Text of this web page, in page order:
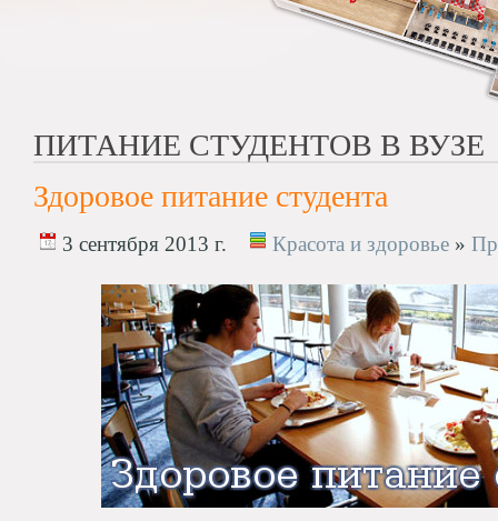
ПИТАНИЕ СТУДЕНТОВ В ВУЗЕ
Здоровое питание студента
3 сентября 2013 г. Красота и здоровье »